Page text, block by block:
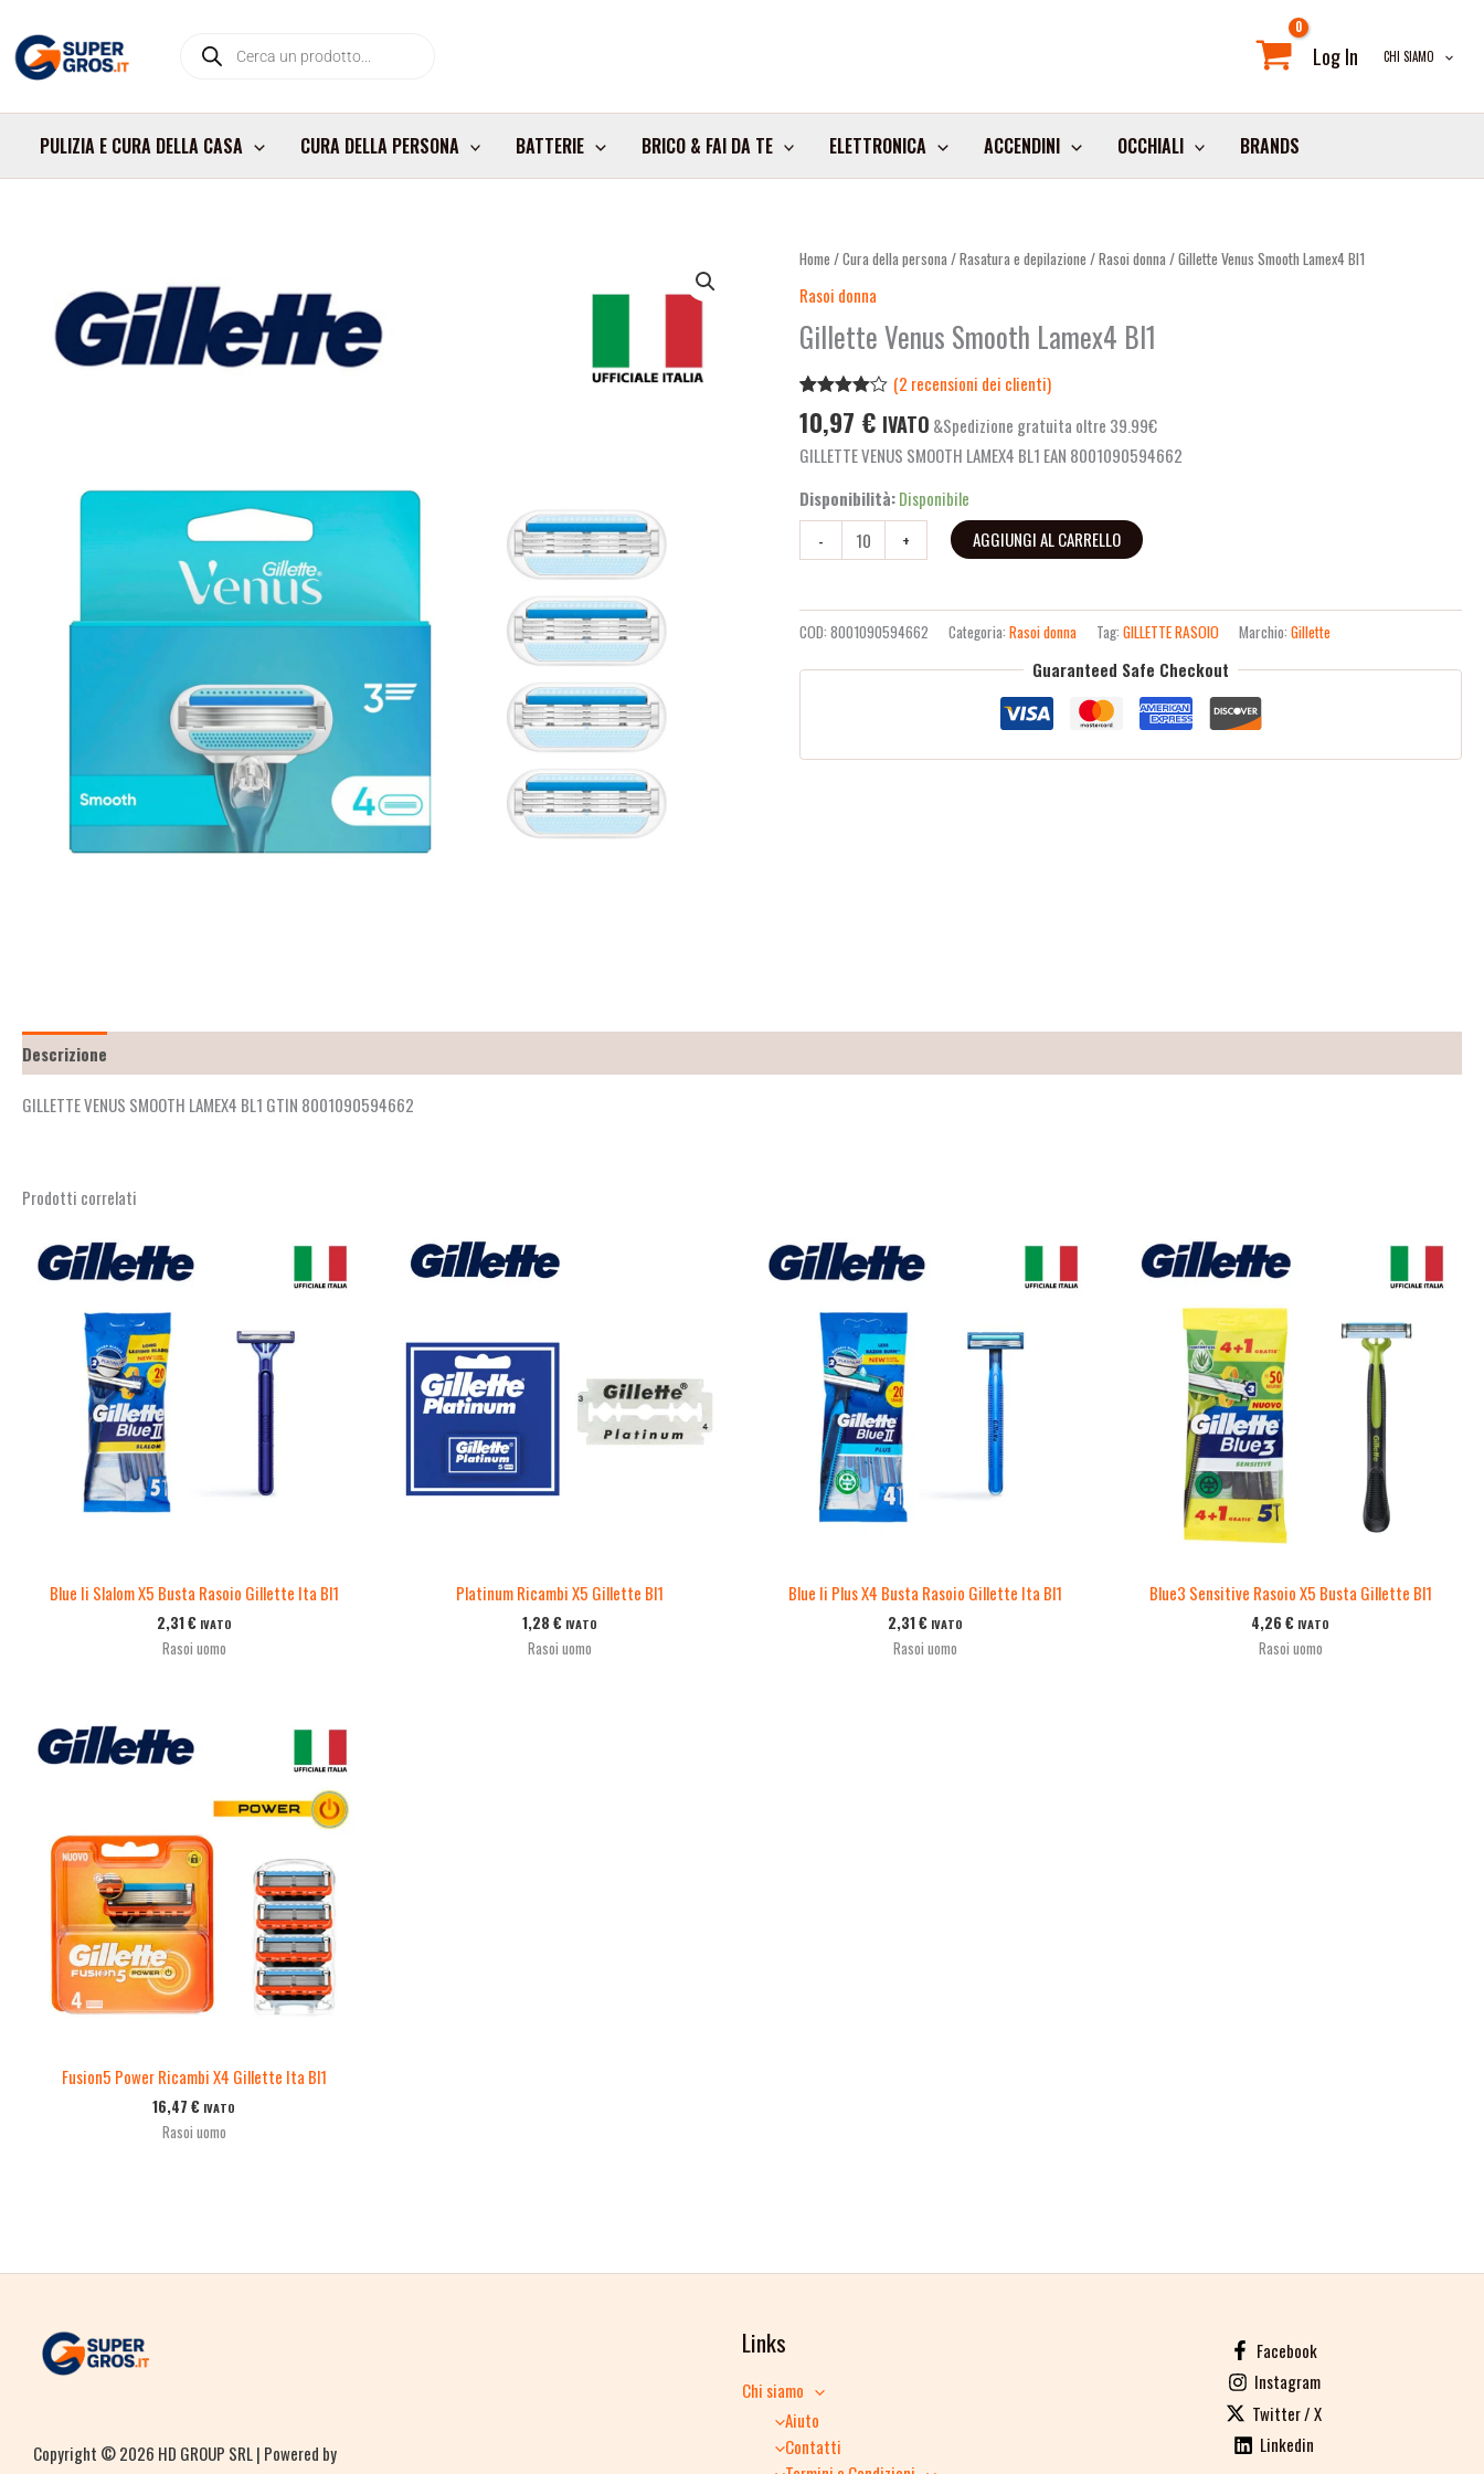
contenuto
search Log In CHI SIAMO
PULIZIA E CURA DELLA CASA CURA DELLA PERSONA BATTERIE BRICO & FAI DA TE ELETTRONICA ACCENDINI OCCHIALI BRANDS
Home /Cura della persona/Rasatura e depilazione /Rasoi donna/ Gillette Venus Smooth Lamex4 Bl1
Rasoi donna
Gillette Venus Smooth Lamex4 Bl1
4.00su
5 su
base di
(2 recensioni dei clienti)
10,97 € IVATO &Spedizione gratuita oltre 39.99€
GILLETTE VENUS SMOOTH LAMEX4 BL1 EAN 8001090594662
Disponibilità:Disponibile
-
Gillette
Venus
Smooth
Lamex4
quantità
+ AGGIUNGI AL CARRELLO
COD:8001090594662 Categoria:Rasoi donna Tag:GILLETTE RASOIO Marchio:Gillette
Guaranteed Safe Checkout
Descrizione
GILLETTE VENUS SMOOTH LAMEX4 BL1 GTIN 8001090594662
Prodotti correlati
Blue Ii Slalom X5 Busta Rasoio Gillette Ita Bl1
2,31€ IVATO
Rasoi uomo
Platinum Ricambi X5 Gillette Bl1
1,28 € IVATO
Rasoi uomo
Blue Ii Plus X4 Busta Rasoio Gillette Ita Bl1
2,31€ IVATO
Rasoi uomo
Blue3 Sensitive Rasoio X5 Busta Gillette Bl1
4,26 € IVATO
Rasoi uomo
Fusion5 Power Ricambi X4 Gillette Ita Bl1
16,47 € IVATO
Rasoi uomo
Copyright © 2026 HD GROUP SRL | Powered by
Links
Chi siamo
Aiuto
Contatti
Facebook
Instagram
Twitter / X
Linkedin